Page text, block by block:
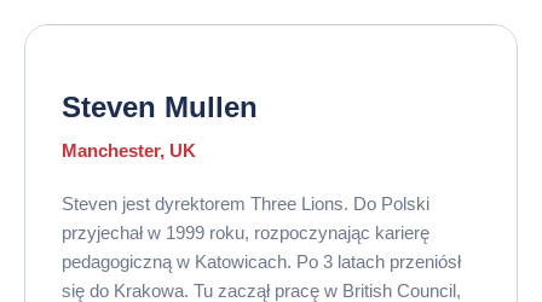
Steven Mullen
Manchester, UK
Steven jest dyrektorem Three Lions. Do Polski
przyjechał w 1999 roku, rozpoczynając karierę
pedagogiczną w Katowicach. Po 3 latach przeniósł
się do Krakowa. Tu zaczął pracę w British Council,